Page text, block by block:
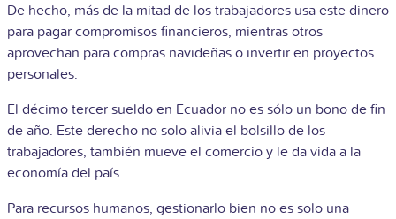
De hecho, más de la mitad de los trabajadores usa este dinero
para pagar compromisos financieros, mientras otros
aprovechan para compras navideñas o invertir en proyectos
personales.
El décimo tercer sueldo en Ecuador no es sólo un bono de fin
de año. Este derecho no solo alivia el bolsillo de los
trabajadores, también mueve el comercio y le da vida a la
economía del país.
Para recursos humanos, gestionarlo bien no es solo una